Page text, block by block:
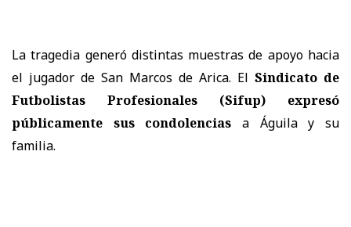
La tragedia generó distintas muestras de apoyo hacia
el jugador de San Marcos de Arica. El Sindicato de
Futbolistas Profesionales (Sifup) expresó
públicamente sus condolencias a Águila y su
familia.